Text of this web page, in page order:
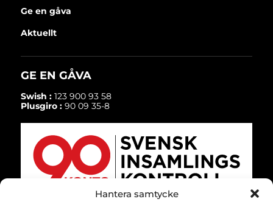
Hantera samtycke
Ge en gåva
Aktuellt
GE EN GÅVA
Swish :123 900 93 58
Plusgiro :90 09 35-8